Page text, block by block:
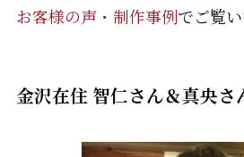
お客様の声・制作事例でご覧い
金沢在住 智仁さん＆真央さ